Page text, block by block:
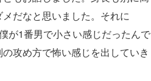
だなと思いました。それに
が1番男で小さい感じだったんで
攻め方で怖い感じを出していき